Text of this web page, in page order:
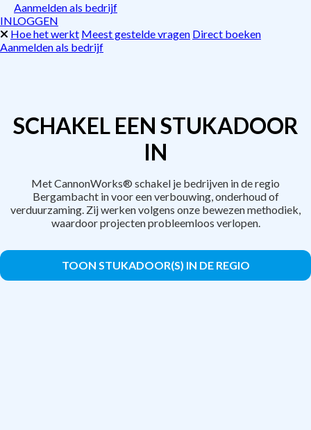
Aanmelden als bedrijf
INLOGGEN
Hoe het werkt Meest gestelde vragen Direct boeken
Aanmelden als bedrijf
SCHAKEL EEN STUKADOOR
IN
Met CannonWorks® schakel je bedrijven in de regio
Bergambacht in voor een verbouwing, onderhoud of
verduurzaming. Zij werken volgens onze bewezen methodiek,
waardoor projecten probleemloos verlopen.
TOON STUKADOOR(S) IN DE REGIO